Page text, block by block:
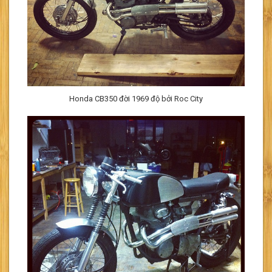
Honda CB350 đời 1969 độ bởi Roc City